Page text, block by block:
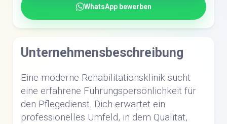
WhatsApp bewerben
Unternehmensbeschreibung
Eine moderne Rehabilitationsklinik sucht
eine erfahrene Führungspersönlichkeit für
den Pflegedienst. Dich erwartet ein
professionelles Umfeld, in dem Qualität,